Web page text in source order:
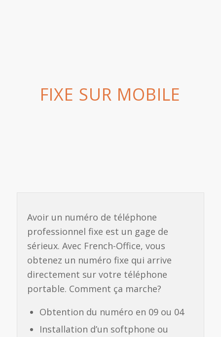
FIXE SUR MOBILE
Avoir un numéro de téléphone
professionnel fixe est un gage de
sérieux. Avec French-Office, vous
obtenez un numéro fixe qui arrive
directement sur votre téléphone
portable. Comment ça marche?
Obtention du numéro en 09 ou 04
Installation d’un softphone ou